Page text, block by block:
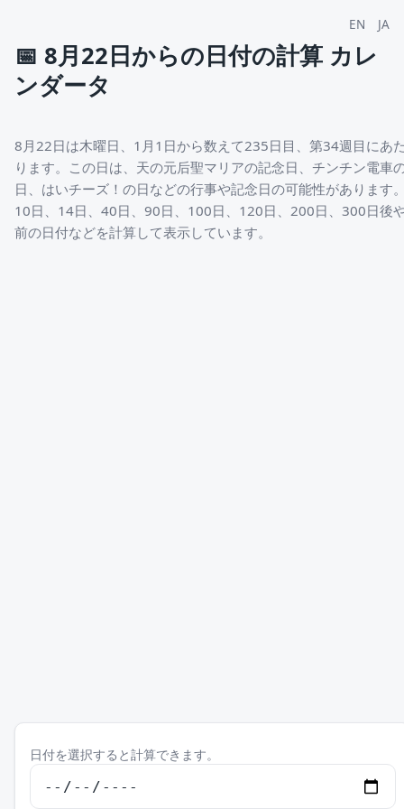
EN JA
📅 8月22日からの日付の計算 カレ
ンダータ
8月22日は木曜日、1月1日から数えて235日目、第34週目にあ
ります。この日は、天の元后聖マリアの記念日、チンチン電車
日、はいチーズ！の日などの行事や記念日の可能性があります
10日、14日、40日、90日、100日、120日、200日、300日後
前の日付などを計算して表示しています。
日付を選択すると計算できます。